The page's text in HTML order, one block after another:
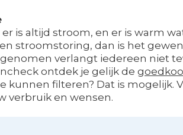
is altijd stroom, en er is warm
stroomstoring, dan is het
verlangt iedereen niet
ontdek je gelijk de
kunnen filteren? Dat is mogelijk.
verbruik en wensen.